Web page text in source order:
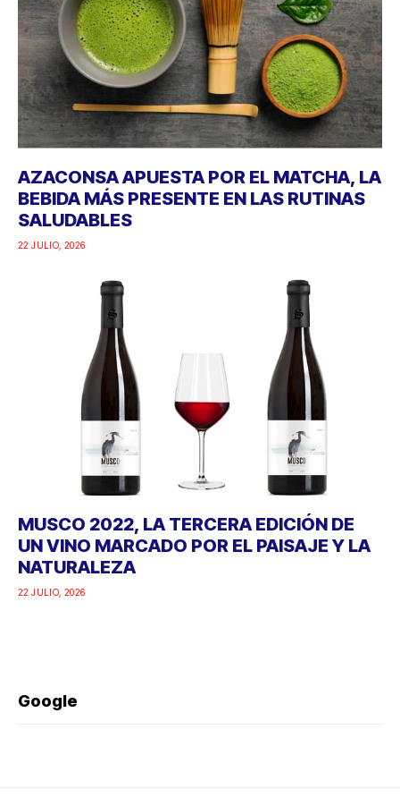
AZACONSA APUESTA POR EL MATCHA, LA
BEBIDA MÁS PRESENTE EN LAS RUTINAS
SALUDABLES
22 JULIO, 2026
MUSCO 2022, LA TERCERA EDICIÓN DE
UN VINO MARCADO POR EL PAISAJE Y LA
NATURALEZA
22 JULIO, 2026
Google